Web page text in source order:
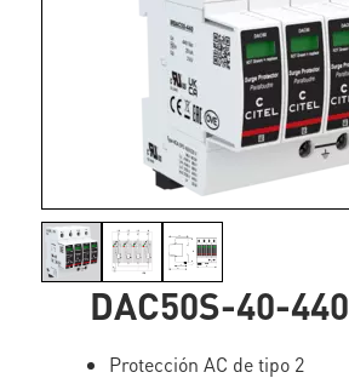
DAC50S-40-440
Protección AC de tipo 2